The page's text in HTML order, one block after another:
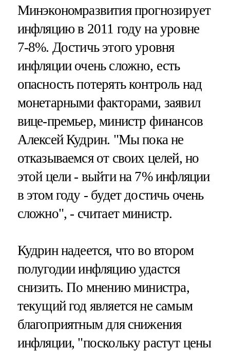
Минэкономразвития прогнозирует
инфляцию в 2011 году на уровне
7-8%. Достичь этого уровня
инфляции очень сложно, есть
опасность потерять контроль над
монетарными факторами, заявил
вице-премьер, министр финансов
Алексей Кудрин. "Мы пока не
отказываемся от своих целей, но
этой цели - выйти на 7% инфляции
в этом году - будет достичь очень
сложно", - считает министр.
Кудрин надеется, что во втором
полугодии инфляцию удастся
снизить. По мнению министра,
текущий год является не самым
благоприятным для снижения
инфляции, "поскольку растут цены